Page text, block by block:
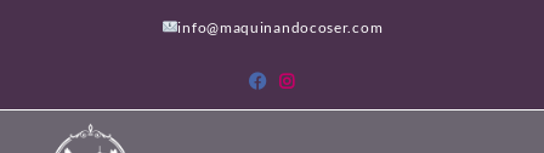
info@maquinandocoser.com